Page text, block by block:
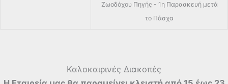
Ζωοδόχου Πηγής - 1η Παρασκευή μετά
το Πάσχα
Καλοκαιρινές Διακοπές